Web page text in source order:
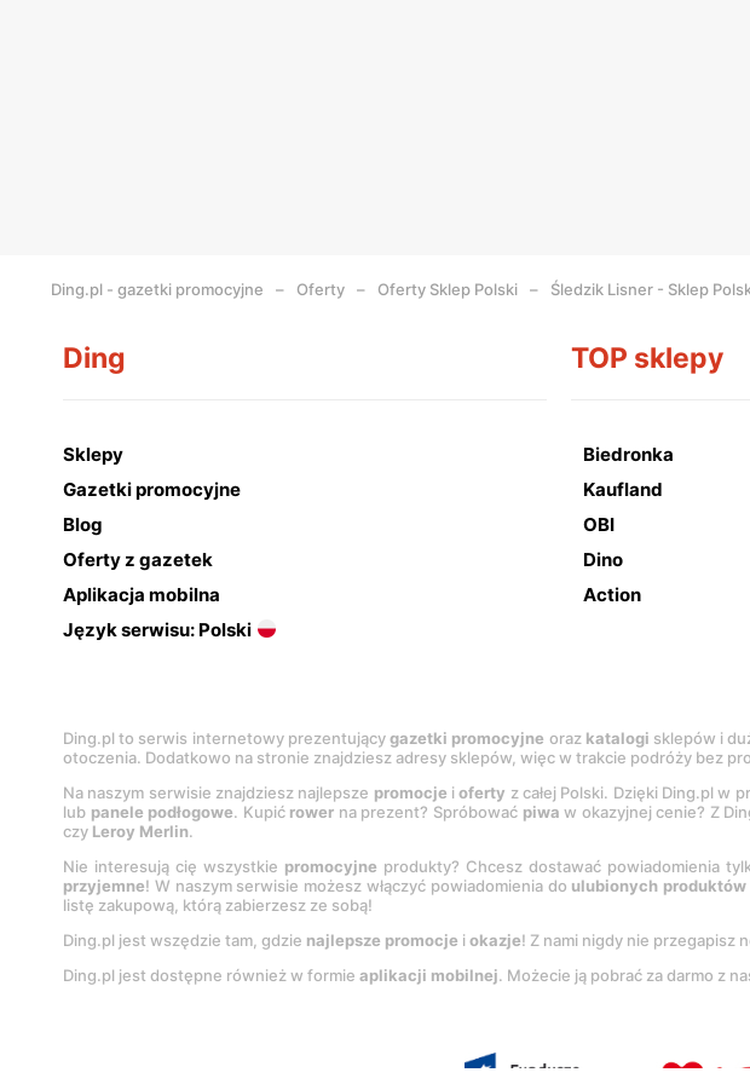
Ding.pl - gazetki promocyjne Oferty Oferty Sklep Polski Śledzik Lisner - Sklep
Ding
Sklepy
Gazetki promocyjne
Blog
Oferty z gazetek
Aplikacja mobilna
Język serwisu: Polski
TOP sklepy
Biedronka
Kaufland
OBI
Dino
Action
Ding.pl to serwis internetowy prezentującygazetki promocyjne oraz katalogi sklepów i
otoczenia. Dodatkowo na stronie znajdziesz adresy sklepów, więc w trakcie podróży bez
Na naszym serwisie znajdziesz najlepsze promocje ioferty z całej Polski. Dzięki Ding.pl w
lub panele podłogowe. Kupić rower na prezent? Spróbować piwa w okazyjnej cenie? Z
czy Leroy Merlin.
Nie interesują cię wszystkie promocyjne produkty? Chcesz dostawać powiadomienia
przyjemne! W naszym serwisie możesz włączyć powiadomienia do ulubionych produktów
listę zakupową, którą zabierzesz ze sobą!
Ding.pl jest wszędzie tam, gdzie najlepsze promocje i okazje! Z nami nigdy nie przegapisz
Ding.pl jest dostępne również w formie aplikacji mobilnej. Możecie ją pobrać za darmo z